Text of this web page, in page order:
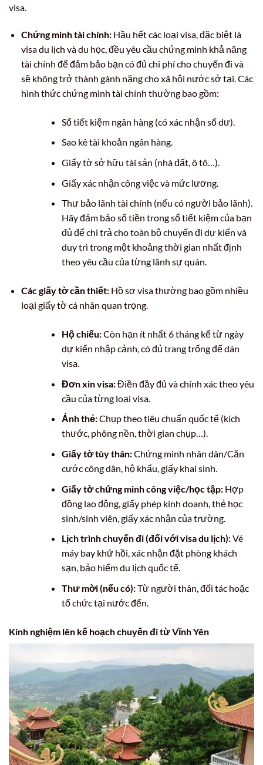
visa.
Chứng minh tài chính:Hầu hết các loại visa, đặc biệt là
visa du lịch và du học, đều yêu cầu chứng minh khả năng
tài chính để đảm bảo bạn có đủ chi phí cho chuyến đi và
sẽ không trở thành gánh nặng cho xã hội nước sở tại. Các
hình thức chứng minh tài chính thường bao gồm:
Sổ tiết kiệm ngân hàng (có xác nhận số dư).
Sao kê tài khoản ngân hàng.
Giấy tờ sở hữu tài sản (nhà đất, ô tô…).
Giấy xác nhận công việc và mức lương.
Thư bảo lãnh tài chính (nếu có người bảo lãnh).
Hãy đảm bảo số tiền trong sổ tiết kiệm của bạn
đủ để chi trả cho toàn bộ chuyến đi dự kiến và
duy trì trong một khoảng thời gian nhất định
theo yêu cầu của từng lãnh sự quán.
Các giấy tờ cần thiết:Hồ sơ visa thường bao gồm nhiều
loại giấy tờ cá nhân quan trọng.
Hộ chiếu:Còn hạn ít nhất 6 tháng kể từ ngày
dự kiến nhập cảnh, có đủ trang trống để dán
visa.
Đơn xin visa:Điền đầy đủ và chính xác theo yêu
cầu của từng loại visa.
Ảnh thẻ:Chụp theo tiêu chuẩn quốc tế (kích
thước, phông nền, thời gian chụp…).
Giấy tờ tùy thân:Chứng minh nhân dân/Căn
cước công dân, hộ khẩu, giấy khai sinh.
Giấy tờ chứng minh công việc/học tập:Hợp
đồng lao động, giấy phép kinh doanh, thẻ học
sinh/sinh viên, giấy xác nhận của trường.
Lịch trình chuyến đi (đối với visa du lịch):Vé
máy bay khứ hồi, xác nhận đặt phòng khách
sạn, bảo hiểm du lịch quốc tế.
Thư mời (nếu có):Từ người thân, đối tác hoặc
tổ chức tại nước đến.
Kinh nghiệm lên kế hoạch chuyến đi từ Vĩnh Yên